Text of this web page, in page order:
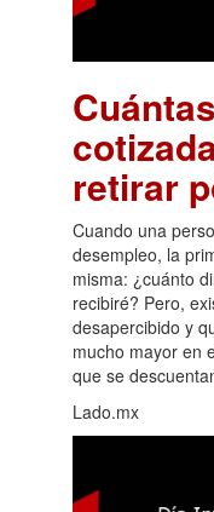
retirar
Cuando una
desempleo, la
misma: ¿cuánto
recibiré? Pero,
desapercibido y
mucho mayor en
que se
Lado.mx